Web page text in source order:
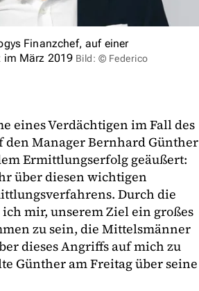
Finanzchef, auf einer
im März 2019 Bild: © Federico
eines Verdächtigen im Fall des
den Manager Bernhard Günther
Ermittlungserfolg geäußert:
über diesen wichtigen
Durch die
mir, unserem Ziel ein großes
zu sein, die Mittelsmänner
dieses Angriffs auf mich zu
Günther am Freitag über seine